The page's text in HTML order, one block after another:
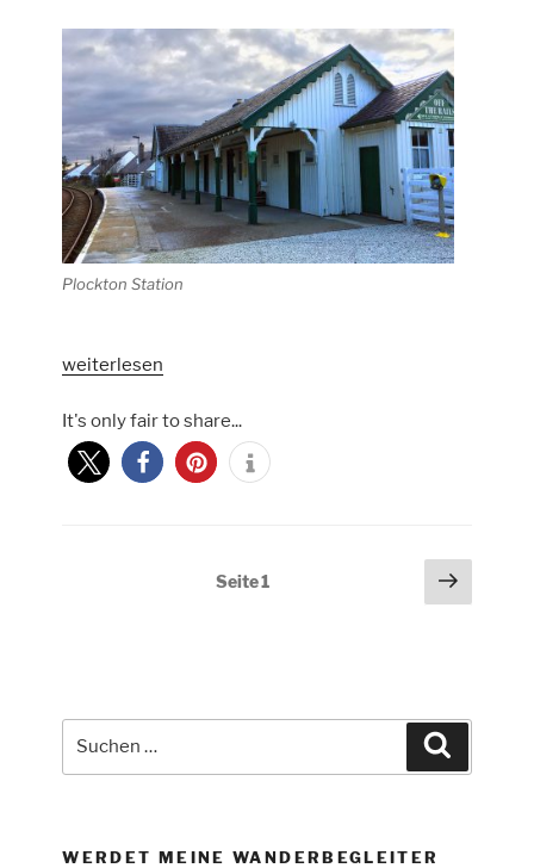
Plockton Station
„Tag
–
Südliches
Flair
weiterlesen
It's only fair to share...
Seitennummerierung
Seite1
Seite
WERDET MEINE WANDERBEGLEITER